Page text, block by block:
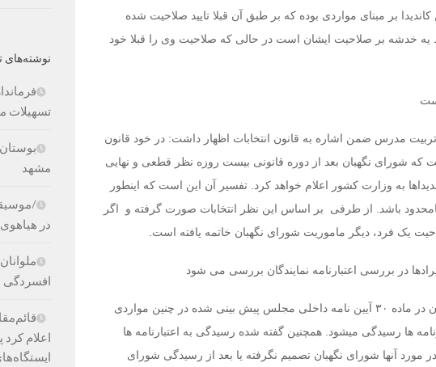
بر مبنای مواردی بوده که بر طبق آن قبلا تایید صلاحیت شده
خدشه بر صلاحیت ایشان است در حالی که صلاحیت وی را قبلا خود
مدرس ضمن اشاره به قانون انتخابات اظهار داشت: در خود قانون
ماده ۵۲ گفته شده است که شورای نگهبان بعد از دوره قانونی بیست روزه نظر قطعی و نهایی
به وزارت کشور اعلام خواهد کرد. تفسیر آن این است که اینطور
باشد. از طرفی بر اساس این نظر انتخابات صورت گرفته و اگر
یک فرد، دیگر ماموریت شورای نگهبان خاتمه یافته است.
در بررسی اعتبارنامه نمایندگان بررسی می شود
صادقی تاکید کرد: آنگونه که در خود قانون در ماده ۳۰ آیین نامه داخلی مجلس پیش بینی شده در چنین مواردی
ها رسیدگی میشود. همچنین گفته شده رسیدگی به اعتبارنامه ها
آنها شورای نگهبان تصمیم نگرفته یا بعد از رسیدگی شورای
نوشته‌های
تسهیلات
مشهد
/
در
افسردگی
اعلام